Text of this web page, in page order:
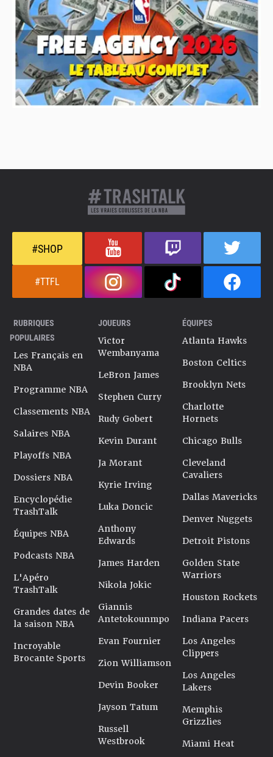
#SHOP
#TTFL
RUBRIQUES
POPULAIRES
Les Français en
NBA
Programme NBA
Classements NBA
Salaires NBA
Playoffs NBA
Dossiers NBA
Encyclopédie
TrashTalk
Équipes NBA
Podcasts NBA
L'Apéro
TrashTalk
Grandes dates de
la saison NBA
Incroyable
Brocante Sports
JOUEURS
Victor
Wembanyama
LeBron James
Stephen Curry
Rudy Gobert
Kevin Durant
Ja Morant
Kyrie Irving
Luka Doncic
Anthony
Edwards
James Harden
Nikola Jokic
Giannis
Antetokounmpo
Evan Fournier
Zion Williamson
Devin Booker
Jayson Tatum
Russell
Westbrook
ÉQUIPES
Atlanta Hawks
Boston Celtics
Brooklyn Nets
Charlotte
Hornets
Chicago Bulls
Cleveland
Cavaliers
Dallas Mavericks
Denver Nuggets
Detroit Pistons
Golden State
Warriors
Houston Rockets
Indiana Pacers
Los Angeles
Clippers
Los Angeles
Lakers
Memphis
Grizzlies
Miami Heat